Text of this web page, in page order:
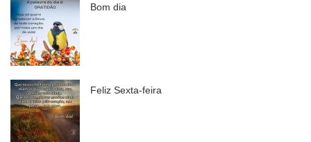
Bom dia
Feliz Sexta-feira